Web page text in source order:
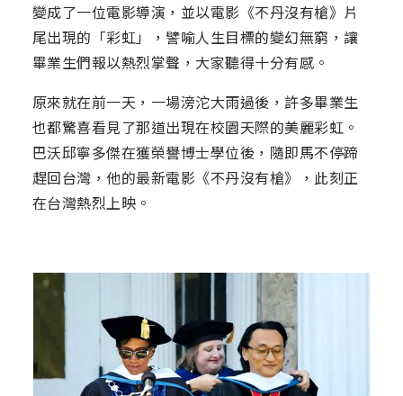
變成了一位電影導演，並以電影《不丹沒有槍》片
尾出現的「彩虹」，譬喻人生目標的變幻無窮，讓
畢業生們報以熱烈掌聲，大家聽得十分有感。
原來就在前一天，一場滂沱大雨過後，許多畢業生
也都驚喜看見了那道出現在校園天際的美麗彩虹。
巴沃邱寧多傑在獲榮譽博士學位後，隨即馬不停蹄
趕回台灣，他的最新電影《不丹沒有槍》，此刻正
在台灣熱烈上映。